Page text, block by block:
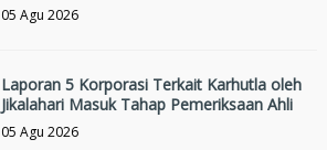
05 Agu 2026
Laporan 5 Korporasi Terkait Karhutla oleh
Jikalahari Masuk Tahap Pemeriksaan Ahli
05 Agu 2026